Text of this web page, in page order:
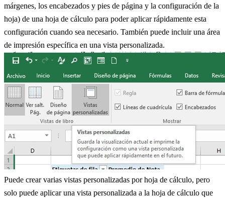
márgenes, los encabezados y pies de página y la configuración de la
hoja) de una hoja de cálculo para poder aplicar rápidamente esta
configuración cuando sea necesario. También puede incluir una área
de impresión específica en una vista personalizada.
Puede crear varias vistas personalizadas por hoja de cálculo, pero
solo puede aplicar una vista personalizada a la hoja de cálculo que